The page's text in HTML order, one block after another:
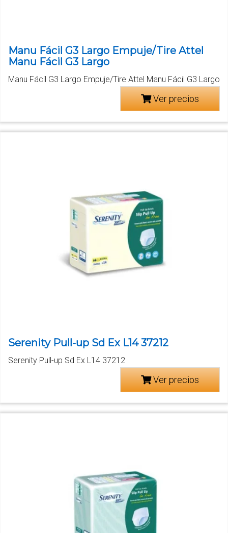
Manu Fácil G3 Largo Empuje/Tire Attel
Manu Fácil G3 Largo
Manu Fácil G3 Largo Empuje/Tire Attel Manu Fácil G3 Largo
Ver precios
Serenity Pull-up Sd Ex L14 37212
Serenity Pull-up Sd Ex L14 37212
Ver precios